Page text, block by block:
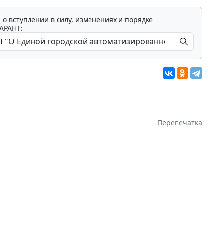
вступлении в силу, изменениях и порядке
Перепечатка